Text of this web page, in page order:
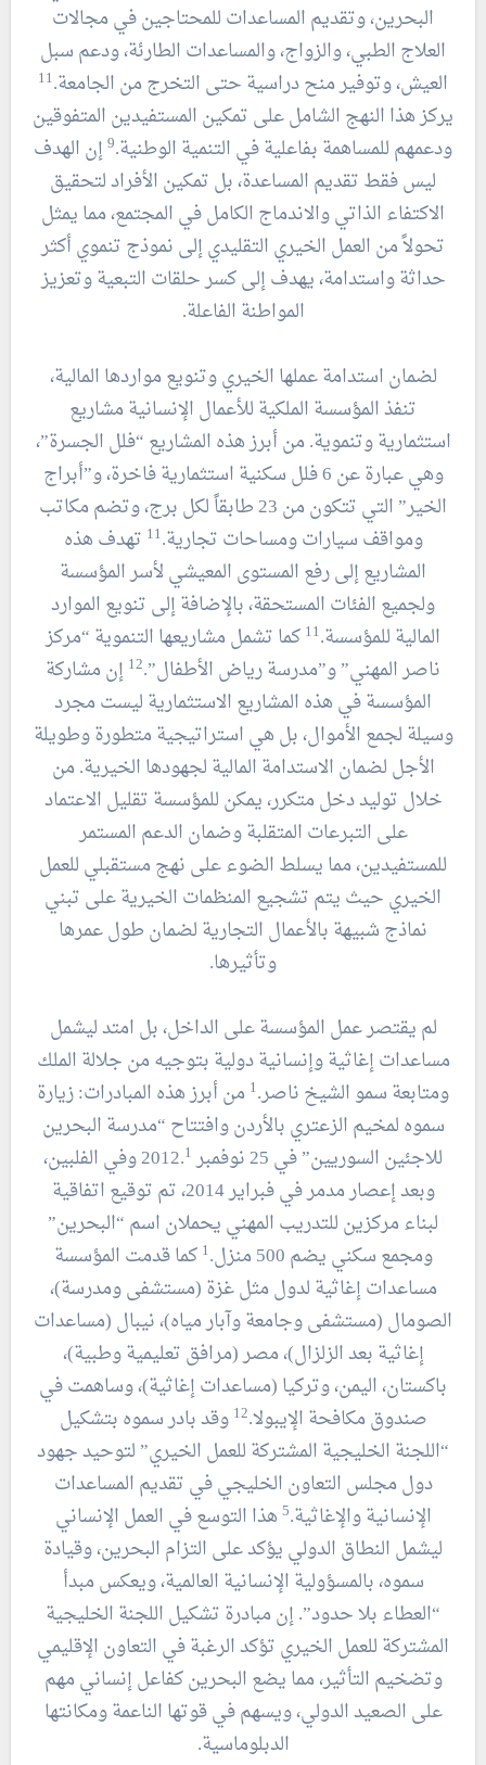
البحرين، وتقديم المساعدات للمحتاجين في مجالات
العلاج الطبي، والزواج، والمساعدات الطارئة، ودعم سبل
العيش، وتوفير منح دراسية حتى التخرج من الجامعة.11
يركز هذا النهج الشامل على تمكين المستفيدين المتفوقين
ودعمهم للمساهمة بفاعلية في التنمية الوطنية.9إن الهدف
ليس فقط تقديم المساعدة، بل تمكين الأفراد لتحقيق
الاكتفاء الذاتي والاندماج الكامل في المجتمع، مما يمثل
تحولاً من العمل الخيري التقليدي إلى نموذج تنموي أكثر
حداثة واستدامة، يهدف إلى كسر حلقات التبعية وتعزيز
المواطنة الفاعلة.
لضمان استدامة عملها الخيري وتنويع مواردها المالية،
تنفذ المؤسسة الملكية للأعمال الإنسانية مشاريع
استثمارية وتنموية. من أبرز هذه المشاريع “فلل الجسرة”،
وهي عبارة عن 6 فلل سكنية استثمارية فاخرة، و”أبراج
الخير” التي تتكون من 23 طابقاً لكل برج، وتضم مكاتب
ومواقف سيارات ومساحات تجارية.11 تهدف هذه
المشاريع إلى رفع المستوى المعيشي لأسر المؤسسة
ولجميع الفئات المستحقة، بالإضافة إلى تنويع الموارد
المالية للمؤسسة.11 كما تشمل مشاريعها التنموية “مركز
ناصر المهني” و”مدرسة رياض الأطفال”.12 إن مشاركة
المؤسسة في هذه المشاريع الاستثمارية ليست مجرد
وسيلة لجمع الأموال، بل هي استراتيجية متطورة وطويلة
الأجل لضمان الاستدامة المالية لجهودها الخيرية. من
خلال توليد دخل متكرر، يمكن للمؤسسة تقليل الاعتماد
على التبرعات المتقلبة وضمان الدعم المستمر
للمستفيدين، مما يسلط الضوء على نهج مستقبلي للعمل
الخيري حيث يتم تشجيع المنظمات الخيرية على تبني
نماذج شبيهة بالأعمال التجارية لضمان طول عمرها
وتأثيرها.
لم يقتصر عمل المؤسسة على الداخل، بل امتد ليشمل
مساعدات إغاثية وإنسانية دولية بتوجيه من جلالة الملك
ومتابعة سمو الشيخ ناصر.1 من أبرز هذه المبادرات: زيارة
سموه لمخيم الزعتري بالأردن وافتتاح “مدرسة البحرين
للاجئين السوريين” في 25 نوفمبر 2012.
1
وفي الفلبين،
وبعد إعصار مدمر في فبراير 2014، تم توقيع اتفاقية
لبناء مركزين للتدريب المهني يحملان اسم “البحرين”
ومجمع سكني يضم 500 منزل.
1 كما قدمت المؤسسة
مساعدات إغاثية لدول مثل غزة (مستشفى ومدرسة)،
الصومال (مستشفى وجامعة وآبار مياه)، نيبال (مساعدات
إغاثية بعد الزلزال)، مصر (مرافق تعليمية وطبية)،
باكستان، اليمن، وتركيا (مساعدات إغاثية)، وساهمت في
صندوق مكافحة الإيبولا.12 وقد بادر سموه بتشكيل
“اللجنة الخليجية المشتركة للعمل الخيري” لتوحيد جهود
دول مجلس التعاون الخليجي في تقديم المساعدات
الإنسانية والإغاثية.5 هذا التوسع في العمل الإنساني
ليشمل النطاق الدولي يؤكد على التزام البحرين، وقيادة
سموه، بالمسؤولية الإنسانية العالمية، ويعكس مبدأ
“العطاء بلا حدود”. إن مبادرة تشكيل اللجنة الخليجية
المشتركة للعمل الخيري تؤكد الرغبة في التعاون الإقليمي
وتضخيم التأثير، مما يضع البحرين كفاعل إنساني مهم
على الصعيد الدولي، ويسهم في قوتها الناعمة ومكانتها
الدبلوماسية.